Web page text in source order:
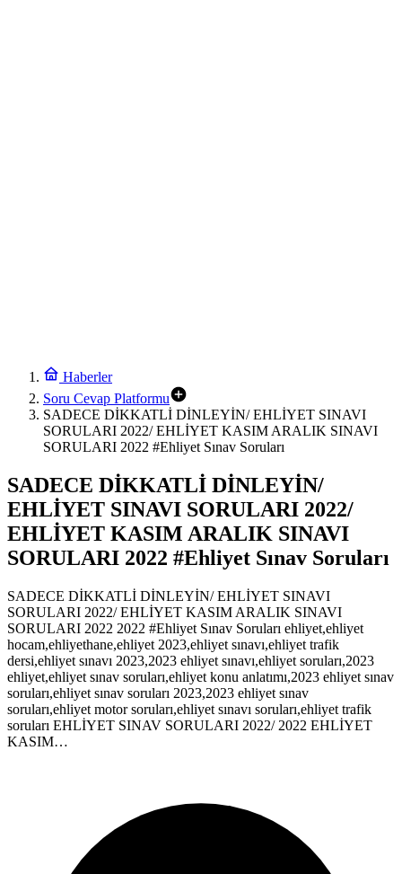
Haberler
Soru Cevap Platformu
SADECE DİKKATLİ DİNLEYİN/ EHLİYET SINAVI
SORULARI 2022/ EHLİYET KASIM ARALIK SINAVI
SORULARI 2022 #Ehliyet Sınav Soruları
SADECE DİKKATLİ DİNLEYİN/
EHLİYET SINAVI SORULARI 2022/
EHLİYET KASIM ARALIK SINAVI
SORULARI 2022 #Ehliyet Sınav Soruları
SADECE DİKKATLİ DİNLEYİN/ EHLİYET SINAVI
SORULARI 2022/ EHLİYET KASIM ARALIK SINAVI
SORULARI 2022 2022 #Ehliyet Sınav Soruları ehliyet,ehliyet
hocam,ehliyethane,ehliyet 2023,ehliyet sınavı,ehliyet trafik
dersi,ehliyet sınavı 2023,2023 ehliyet sınavı,ehliyet soruları,2023
ehliyet,ehliyet sınav soruları,ehliyet konu anlatımı,2023 ehliyet sınav
soruları,ehliyet sınav soruları 2023,2023 ehliyet sınav
soruları,ehliyet motor soruları,ehliyet sınavı soruları,ehliyet trafik
soruları EHLİYET SINAV SORULARI 2022/ 2022 EHLİYET
KASIM…